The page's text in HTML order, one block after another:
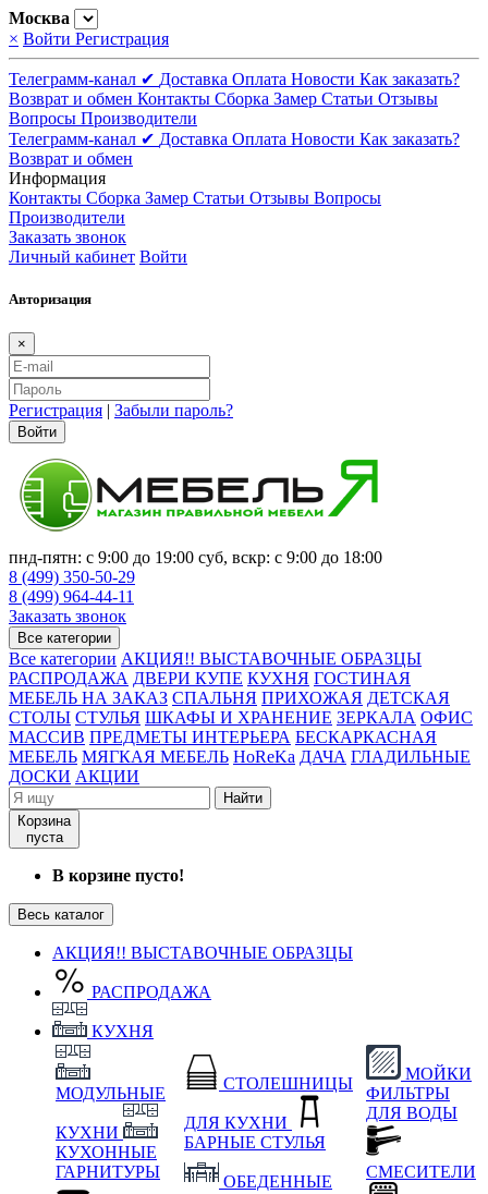
Москва
× Войти Регистрация
Телеграмм-канал ✔ Доставка Оплата Новости Как заказать?
Возврат и обмен Контакты Сборка Замер Статьи Отзывы
Вопросы Производители
Телеграмм-канал ✔ Доставка Оплата Новости Как заказать?
Возврат и обмен
Информация
Контакты Сборка Замер Статьи Отзывы Вопросы
Производители
Заказать звонок
Личный кабинет Войти
Авторизация
×
Регистрация | Забыли пароль?
Войти
пнд-пятн: с 9:00 до 19:00 суб, вскр: с 9:00 до 18:00
8 (499) 350-50-29
8 (499) 964-44-11
Заказать звонок
Все категории
Все категории АКЦИЯ!! ВЫСТАВОЧНЫЕ ОБРАЗЦЫ
РАСПРОДАЖА ДВЕРИ КУПЕ КУХНЯ ГОСТИНАЯ
МЕБЕЛЬ НА ЗАКАЗ СПАЛЬНЯ ПРИХОЖАЯ ДЕТСКАЯ
СТОЛЫ СТУЛЬЯ ШКАФЫ И ХРАНЕНИЕ ЗЕРКАЛА ОФИС
МАССИВ ПРЕДМЕТЫ ИНТЕРЬЕРА БЕСКАРКАСНАЯ
МЕБЕЛЬ МЯГКАЯ МЕБЕЛЬ HoReKa ДАЧА ГЛАДИЛЬНЫЕ
ДОСКИ АКЦИИ
Найти
Корзина
пуста
В корзине пусто!
Весь каталог
АКЦИЯ!! ВЫСТАВОЧНЫЕ ОБРАЗЦЫ
РАСПРОДАЖА
КУХНЯ
МОДУЛЬНЫЕ
КУХНИ
КУХОННЫЕ
ГАРНИТУРЫ
СТОЛЕШНИЦЫ
ДЛЯ КУХНИ
БАРНЫЕ СТУЛЬЯ
ОБЕДЕННЫЕ
МОЙКИ
ФИЛЬТРЫ
ДЛЯ ВОДЫ
СМЕСИТЕЛИ